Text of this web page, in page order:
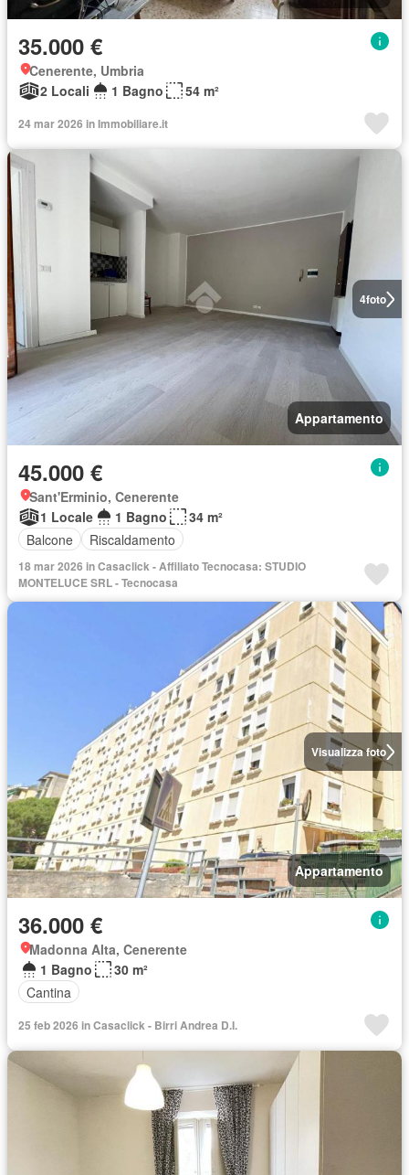
35.000 €
Cenerente, Umbria
2 Locali
1 Bagno 54 m²
24 mar 2026 in Immobiliare.it
4foto
Appartamento
45.000 €
Sant'Erminio, Cenerente
1 Locale
1 Bagno
34 m²
Balcone
Riscaldamento
18 mar 2026 in Casaclick - Affiliato Tecnocasa: STUDIO
MONTELUCE SRL - Tecnocasa
Visualizza foto
Appartamento
36.000 €
Madonna Alta, Cenerente
1 Bagno
30 m²
Cantina
25 feb 2026 in Casaclick - Birri Andrea D.I.